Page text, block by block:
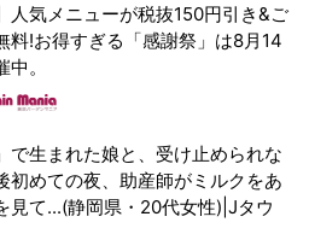
人気メニューが税抜150円引き&ご
料!お得すぎる「感謝祭」は8月14
。
で生まれた娘と、受け止められな
初めての夜、助産師がミルクをあ
見て...(静岡県・20代女性)|Jタウ